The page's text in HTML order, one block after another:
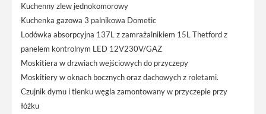
Kuchenny zlew jednokomorowy
Kuchenka gazowa 3 palnikowa Dometic
Lodówka absorpcyjna 137L z zamrażalnikiem 15L Thetford z
panelem kontrolnym LED 12V230V/GAZ
Moskitiera w drzwiach wejściowych do przyczepy
Moskitiery w oknach bocznych oraz dachowych z roletami.
Czujnik dymu i tlenku węgla zamontowany w przyczepie przy
łóżku